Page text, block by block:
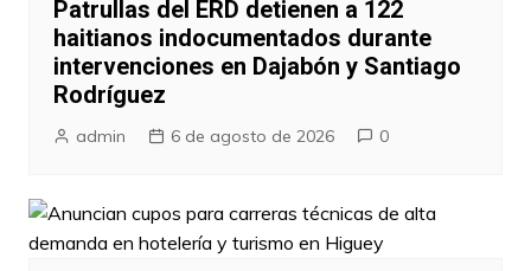
Patrullas del ERD detienen a 122
haitianos indocumentados durante
intervenciones en Dajabón y Santiago
Rodríguez
admin 6 de agosto de 2026 0